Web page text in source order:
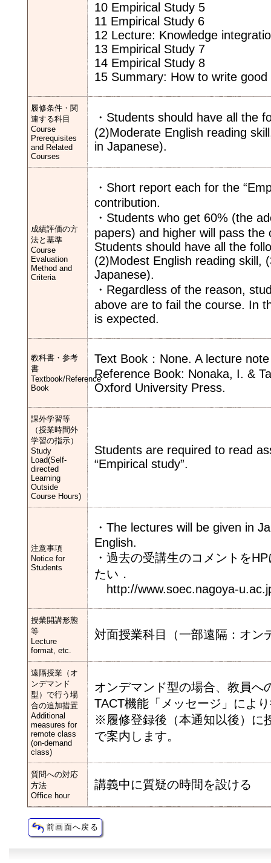
10 Empirical Study 5
11 Empirical Study 6
12 Lecture: Knowledge
13 Empirical Study 7
14 Empirical Study 8
15 Summary: How to write good
履修条件・関
連する科目
Course
Prerequisites
and Related
Courses
・Students should have all the
(2)Moderate English reading
in Japanese).
成績評価の方
法と基準
Course
Evaluation
Method and
Criteria
・Short report each for the
contribution.
・Students who get 60% (the
papers) and higher will pass the
Students should have all the
(2)Modest English reading skill,
Japanese).
・Regardless of the reason,
above are to fail the course. In
is expected.
教科書・参考
書
Textbook/Reference
Book
Text Book：None. A lecture
Reference Book: Nonaka, I. &
Oxford University Press.
課外学習等
（授業時間外
学習の指示）
Study
Load(Self-
directed
Learning
Outside
Course Hours)
Students are required to read
“Empirical study”.
注意事項
Notice for
Students
・The lectures will be given in
English.
・過去の受講生のコメントを
たい．
http://www.soec.nagoya-
授業開講形態
等
Lecture
format, etc.
対面授業科目（一部遠隔：オン
遠隔授業（オ
ンデマンド
型）で行う場
合の追加措置
Additional
measures for
remote class
(on-demand
class)
オンデマンド型の場合、教員へ
TACT機能「メッセージ」によ
※履修登録後（本通知以後）に
で案内します。
質問への対応
方法
Office hour
講義中に質疑の時間を設ける